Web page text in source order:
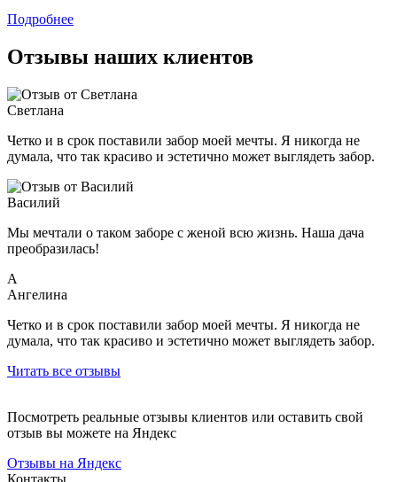
Подробнее
Отзывы наших клиентов
Светлана
Четко и в срок поставили забор моей мечты. Я никогда не
думала, что так красиво и эстетично может выглядеть забор.
Василий
Мы мечтали о таком заборе с женой всю жизнь. Наша дача
преобразилась!
А
Ангелина
Четко и в срок поставили забор моей мечты. Я никогда не
думала, что так красиво и эстетично может выглядеть забор.
Читать все отзывы
Посмотреть реальные отзывы клиентов или оставить свой
отзыв вы можете на Яндекс
Отзывы на Яндекс
Контакты